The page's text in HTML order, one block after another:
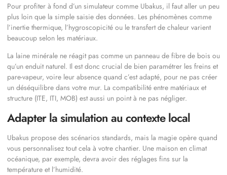
Pour profiter à fond d’un simulateur comme Ubakus, il faut aller un peu
plus loin que la simple saisie des données. Les phénomènes comme
l’inertie thermique, l’hygroscopicité ou le transfert de chaleur varient
beaucoup selon les matériaux.
La laine minérale ne réagit pas comme un panneau de fibre de bois ou
qu’un enduit naturel. Il est donc crucial de bien paramétrer les freins et
pare-vapeur, voire leur absence quand c’est adapté, pour ne pas créer
un déséquilibre dans votre mur. La compatibilité entre matériaux et
structure (ITE, ITI, MOB) est aussi un point à ne pas négliger.
Adapter la simulation au contexte local
Ubakus propose des scénarios standards, mais la magie opère quand
vous personnalisez tout cela à votre chantier. Une maison en climat
océanique, par exemple, devra avoir des réglages fins sur la
température et l’humidité.